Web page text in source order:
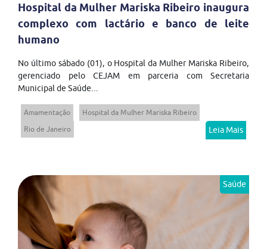
Hospital da Mulher Mariska Ribeiro inaugura
complexo com lactário e banco de leite
humano
No último sábado (01), o Hospital da Mulher Mariska Ribeiro,
gerenciado pelo CEJAM em parceria com Secretaria
Municipal de Saúde...
Amamentação
Hospital da Mulher Mariska Ribeiro
Rio de Janeiro
Leia Mais
Saúde